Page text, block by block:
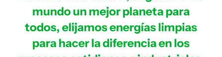
mundo un mejor planeta para
todos, elijamos energías limpias
para hacer la diferencia en los